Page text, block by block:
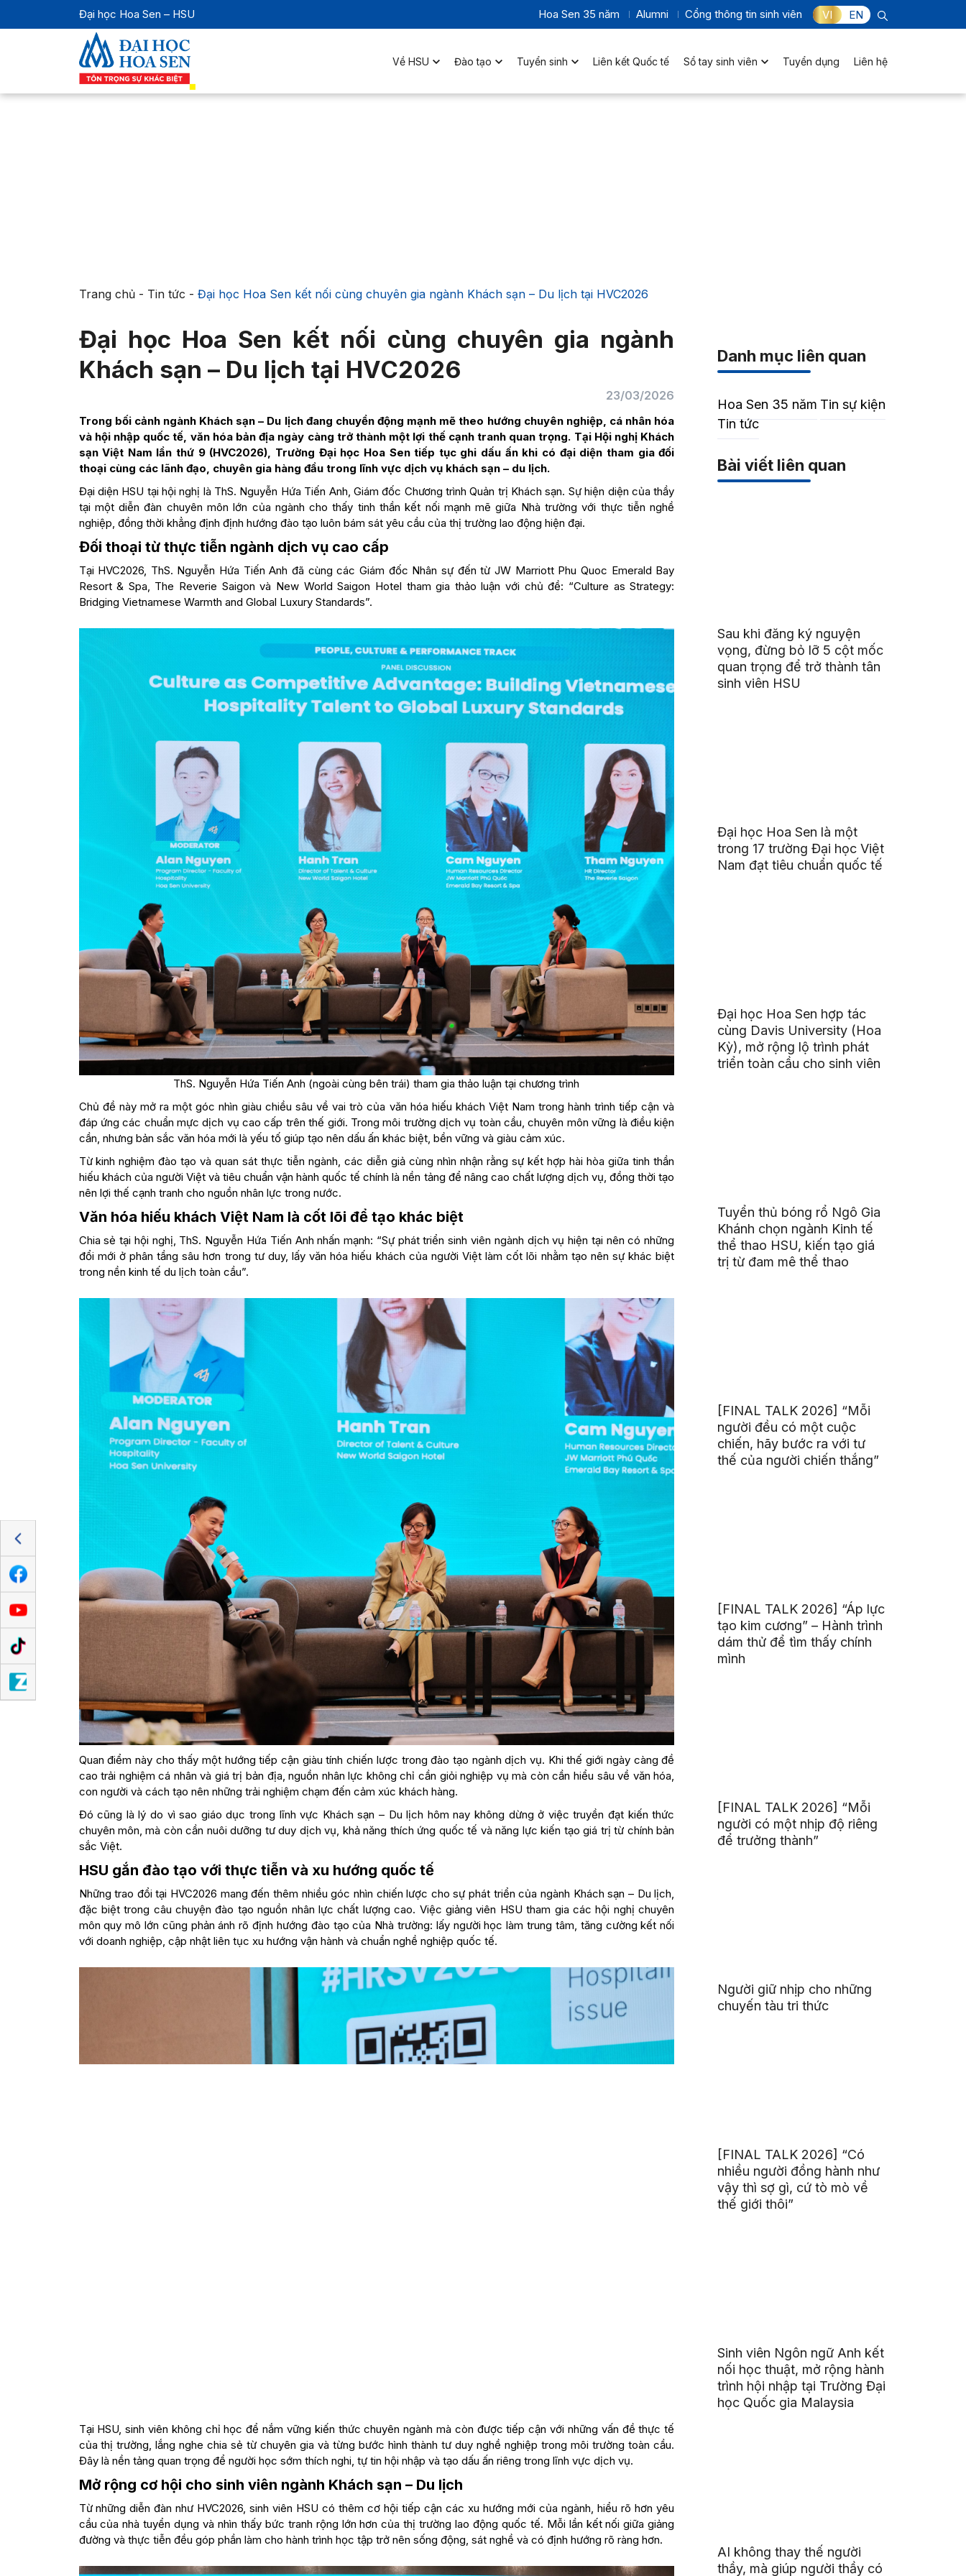
Đại học Hoa Sen – HSU Hoa Sen 35 năm Alumni Cổng thông tin sinh viên VI EN
Về HSU Đào tạo Tuyển sinh Liên kết Quốc tế Sổ tay sinh viên Tuyển dụng Liên hệ
Trang chủ- Tin tức - Đại học Hoa Sen kết nối cùng chuyên gia ngành Khách sạn – Du lịch tại HVC2026
Đại học Hoa Sen kết nối cùng chuyên gia ngành
Khách sạn – Du lịch tại HVC2026
23/03/2026
Trong bối cảnh ngành Khách sạn – Du lịch đang chuyển động mạnh mẽ theo hướng chuyên nghiệp, cá nhân hóa
và hội nhập quốc tế, văn hóa bản địa ngày càng trở thành một lợi thế cạnh tranh quan trọng. Tại Hội nghị Khách
sạn Việt Nam lần thứ 9 (HVC2026), Trường Đại học Hoa Sen tiếp tục ghi dấu ấn khi có đại diện tham gia đối
thoại cùng các lãnh đạo, chuyên gia hàng đầu trong lĩnh vực dịch vụ khách sạn – du lịch.
Đại diện HSU tại hội nghị là ThS. Nguyễn Hứa Tiến Anh, Giám đốc Chương trình Quản trị Khách sạn. Sự hiện diện của thầy
tại một diễn đàn chuyên môn lớn của ngành cho thấy tinh thần kết nối mạnh mẽ giữa Nhà trường với thực tiễn nghề
nghiệp, đồng thời khẳng định định hướng đào tạo luôn bám sát yêu cầu của thị trường lao động hiện đại.
Đối thoại từ thực tiễn ngành dịch vụ cao cấp
Tại HVC2026, ThS. Nguyễn Hứa Tiến Anh đã cùng các Giám đốc Nhân sự đến từ JW Marriott Phu Quoc Emerald Bay
Resort & Spa, The Reverie Saigon và New World Saigon Hotel tham gia thảo luận với chủ đề: “Culture as Strategy:
Bridging Vietnamese Warmth and Global Luxury Standards”.
ThS. Nguyễn Hứa Tiến Anh (ngoài cùng bên trái) tham gia thảo luận tại chương trình
Chủ đề này mở ra một góc nhìn giàu chiều sâu về vai trò của văn hóa hiếu khách Việt Nam trong hành trình tiếp cận và
đáp ứng các chuẩn mực dịch vụ cao cấp trên thế giới. Trong môi trường dịch vụ toàn cầu, chuyên môn vững là điều kiện
cần, nhưng bản sắc văn hóa mới là yếu tố giúp tạo nên dấu ấn khác biệt, bền vững và giàu cảm xúc.
Từ kinh nghiệm đào tạo và quan sát thực tiễn ngành, các diễn giả cùng nhìn nhận rằng sự kết hợp hài hòa giữa tinh thần
hiếu khách của người Việt và tiêu chuẩn vận hành quốc tế chính là nền tảng để nâng cao chất lượng dịch vụ, đồng thời tạo
nên lợi thế cạnh tranh cho nguồn nhân lực trong nước.
Văn hóa hiếu khách Việt Nam là cốt lõi để tạo khác biệt
Chia sẻ tại hội nghị, ThS. Nguyễn Hứa Tiến Anh nhấn mạnh: “Sự phát triển sinh viên ngành dịch vụ hiện tại nên có những
đổi mới ở phân tầng sâu hơn trong tư duy, lấy văn hóa hiếu khách của người Việt làm cốt lõi nhằm tạo nên sự khác biệt
trong nền kinh tế du lịch toàn cầu”.
Quan điểm này cho thấy một hướng tiếp cận giàu tính chiến lược trong đào tạo ngành dịch vụ. Khi thế giới ngày càng đề
cao trải nghiệm cá nhân và giá trị bản địa, nguồn nhân lực không chỉ cần giỏi nghiệp vụ mà còn cần hiểu sâu về văn hóa,
con người và cách tạo nên những trải nghiệm chạm đến cảm xúc khách hàng.
Đó cũng là lý do vì sao giáo dục trong lĩnh vực Khách sạn – Du lịch hôm nay không dừng ở việc truyền đạt kiến thức
chuyên môn, mà còn cần nuôi dưỡng tư duy dịch vụ, khả năng thích ứng quốc tế và năng lực kiến tạo giá trị từ chính bản
sắc Việt.
HSU gắn đào tạo với thực tiễn và xu hướng quốc tế
Những trao đổi tại HVC2026 mang đến thêm nhiều góc nhìn chiến lược cho sự phát triển của ngành Khách sạn – Du lịch,
đặc biệt trong câu chuyện đào tạo nguồn nhân lực chất lượng cao. Việc giảng viên HSU tham gia các hội nghị chuyên
môn quy mô lớn cũng phản ánh rõ định hướng đào tạo của Nhà trường: lấy người học làm trung tâm, tăng cường kết nối
với doanh nghiệp, cập nhật liên tục xu hướng vận hành và chuẩn nghề nghiệp quốc tế.
Tại HSU, sinh viên không chỉ học để nắm vững kiến thức chuyên ngành mà còn được tiếp cận với những vấn đề thực tế
của thị trường, lắng nghe chia sẻ từ chuyên gia và từng bước hình thành tư duy nghề nghiệp trong môi trường toàn cầu.
Đây là nền tảng quan trọng để người học sớm thích nghi, tự tin hội nhập và tạo dấu ấn riêng trong lĩnh vực dịch vụ.
Mở rộng cơ hội cho sinh viên ngành Khách sạn – Du lịch
Từ những diễn đàn như HVC2026, sinh viên HSU có thêm cơ hội tiếp cận các xu hướng mới của ngành, hiểu rõ hơn yêu
cầu của nhà tuyển dụng và nhìn thấy bức tranh rộng lớn hơn của thị trường lao động quốc tế. Mỗi lần kết nối giữa giảng
đường và thực tiễn đều góp phần làm cho hành trình học tập trở nên sống động, sát nghề và có định hướng rõ ràng hơn.
Danh mục liên quan
Hoa Sen 35 năm Tin sự kiện
Tin tức
Bài viết liên quan
Sau khi đăng ký nguyện
vọng, đừng bỏ lỡ 5 cột mốc
quan trọng để trở thành tân
sinh viên HSU
Đại học Hoa Sen là một
trong 17 trường Đại học Việt
Nam đạt tiêu chuẩn quốc tế
Đại học Hoa Sen hợp tác
cùng Davis University (Hoa
Kỳ), mở rộng lộ trình phát
triển toàn cầu cho sinh viên
Tuyển thủ bóng rổ Ngô Gia
Khánh chọn ngành Kinh tế
thể thao HSU, kiến tạo giá
trị từ đam mê thể thao
[FINAL TALK 2026] “Mỗi
người đều có một cuộc
chiến, hãy bước ra với tư
thế của người chiến thắng”
[FINAL TALK 2026] “Áp lực
tạo kim cương” – Hành trình
dám thử để tìm thấy chính
mình
[FINAL TALK 2026] “Mỗi
người có một nhịp độ riêng
để trưởng thành”
Người giữ nhịp cho những
chuyến tàu tri thức
[FINAL TALK 2026] “Có
nhiều người đồng hành như
vậy thì sợ gì, cứ tò mò về
thế giới thôi”
Sinh viên Ngôn ngữ Anh kết
nối học thuật, mở rộng hành
trình hội nhập tại Trường Đại
học Quốc gia Malaysia
AI không thay thế người
thầy, mà giúp người thầy có